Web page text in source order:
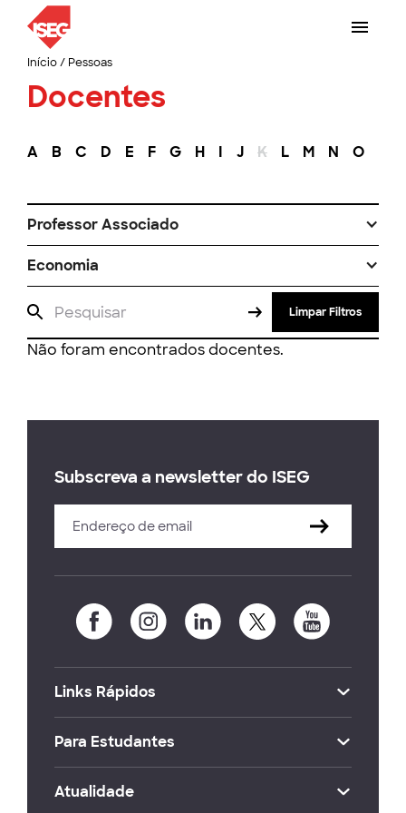
Início/ Pessoas
Docentes
A B C D E F G H I J K L M N O
Professor Associado
Economia
Limpar Filtros
Não foram encontrados docentes.
Subscreva a newsletter do ISEG
Links Rápidos
Para Estudantes
Atualidade